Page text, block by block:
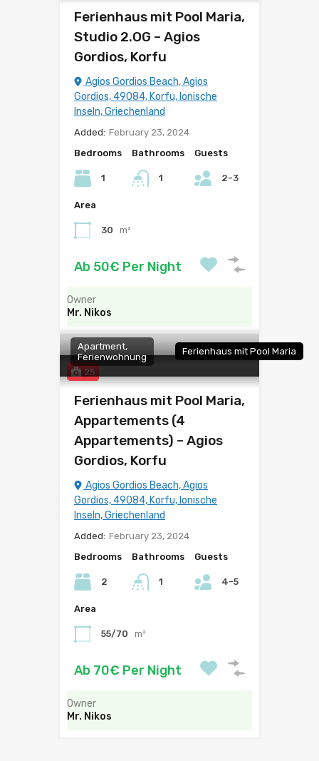
Ferienhaus mit Pool Maria,
Studio 2.OG – Agios
Gordios, Korfu
Agios Gordios Beach, Agios
Gordios, 49084, Korfu, Ionische
Inseln, Griechenland
Added: February 23, 2024
Bedrooms
1
Bathrooms
1
Guests
2-3
Area
30 m²
Ab 50€ Per Night
Owner
Mr. Nikos
25
Apartment,
Ferienwohnung
Ferienhaus mit Pool Maria
Ferienhaus mit Pool Maria,
Appartements (4
Appartements) – Agios
Gordios, Korfu
Agios Gordios Beach, Agios
Gordios, 49084, Korfu, Ionische
Inseln, Griechenland
Added: February 23, 2024
Bedrooms
2
Bathrooms
1
Guests
4-5
Area
55/70 m²
Ab 70€ Per Night
Owner
Mr. Nikos